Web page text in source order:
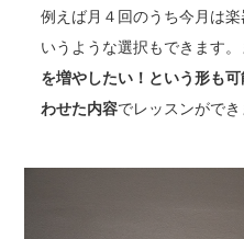
例えば月４回のうち今月は
いうような選択もできます
を増やしたい！という形も可
わせた内容でレッスンができ